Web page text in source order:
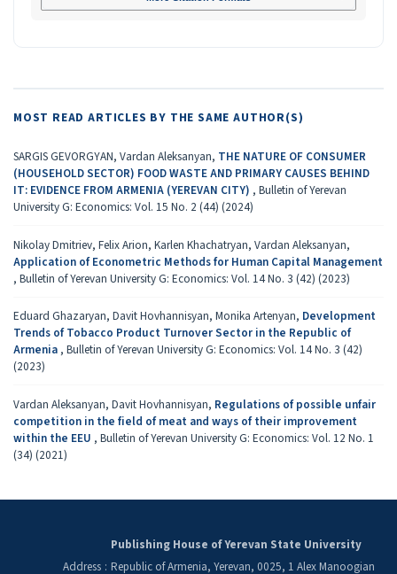
MOST READ ARTICLES BY THE SAME AUTHOR(S)
SARGIS GEVORGYAN, Vardan Aleksanyan, THE NATURE OF CONSUMER
(HOUSEHOLD SECTOR) FOOD WASTE AND PRIMARY CAUSES BEHIND
IT: EVIDENCE FROM ARMENIA (YEREVAN CITY) , Bulletin of Yerevan
University G: Economics: Vol. 15 No. 2 (44) (2024)
Nikolay Dmitriev, Felix Arion, Karlen Khachatryan, Vardan Aleksanyan,
Application of Econometric Methods for Human Capital Management
, Bulletin of Yerevan University G: Economics: Vol. 14 No. 3 (42) (2023)
Eduard Ghazaryan, Davit Hovhannisyan, Monika Artenyan, Development
Trends of Tobacco Product Turnover Sector in the Republic of
Armenia , Bulletin of Yerevan University G: Economics: Vol. 14 No. 3 (42)
(2023)
Vardan Aleksanyan, Davit Hovhannisyan, Regulations of possible unfair
competition in the field of meat and ways of their improvement
within the EEU , Bulletin of Yerevan University G: Economics: Vol. 12 No. 1
(34) (2021)
Publishing House of Yerevan State University
Address : Republic of Armenia, Yerevan, 0025, 1 Alex Manoogian